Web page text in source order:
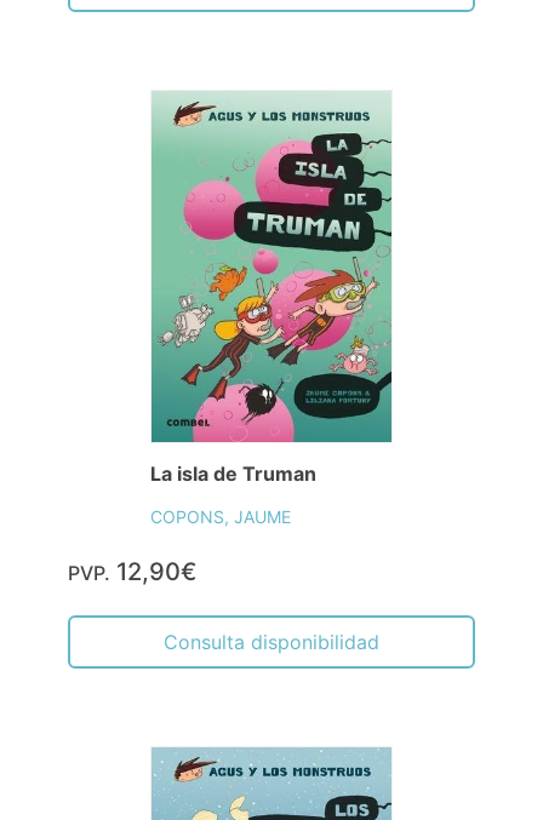
La isla de Truman
COPONS, JAUME
PVP. 12,90€
Consulta disponibilidad